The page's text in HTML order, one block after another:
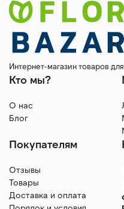
Интернет-магазин товаров
Кто мы?
О нас
Блог
Покупателям
Отзывы
Товары
Доставка и оплата